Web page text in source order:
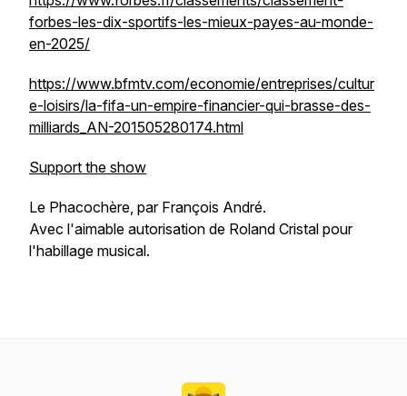
forbes-les-dix-sportifs-les-mieux-payes-au-monde-
en-2025/
https://www.bfmtv.com/economie/entreprises/cultur
e-loisirs/la-fifa-un-empire-financier-qui-brasse-des-
milliards_AN-201505280174.html
Support the show
Le Phacochère, par François André.
Avec l'aimable autorisation de Roland Cristal pour
l'habillage musical.